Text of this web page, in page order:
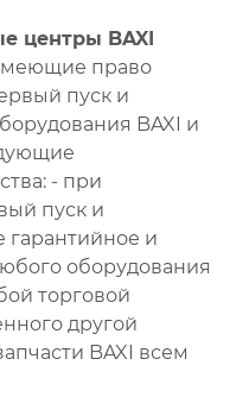
центры BAXI
право
пуск и
BAXI и
- при
пуск и
гарантийное и
оборудования
торговой
другой
BAXI всем